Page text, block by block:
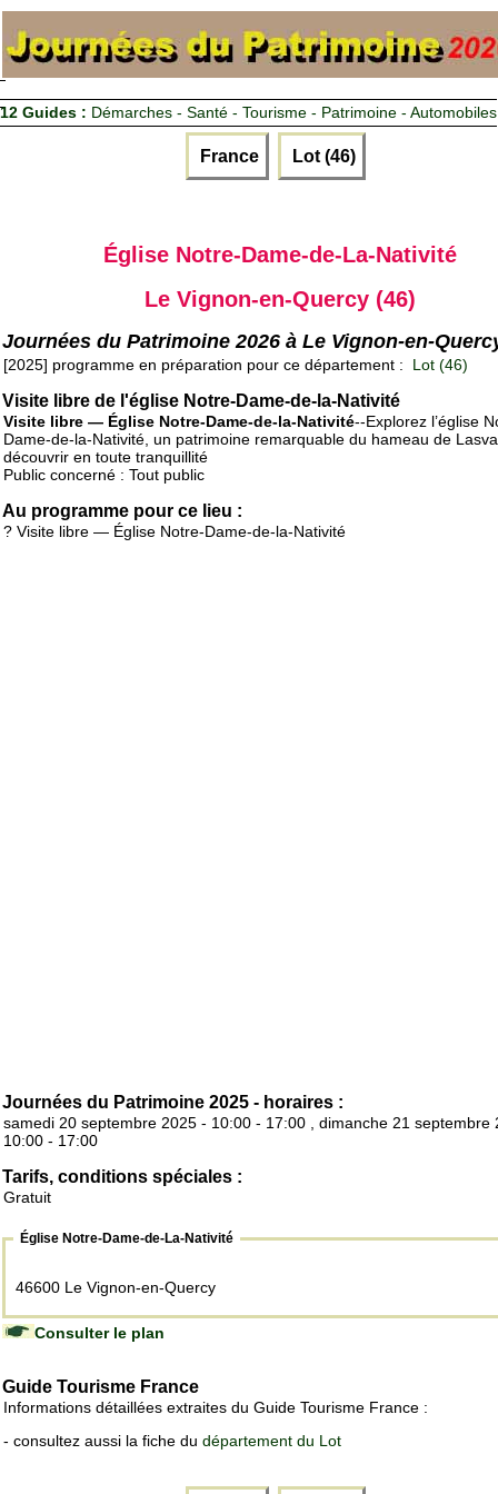
12 Guides : Démarches - Santé - Tourisme - Patrimoine - Automobiles
France Lot (46)
Église Notre-Dame-de-La-Nativité
Le Vignon-en-Quercy (46)
Journées du Patrimoine 2026 à Le Vignon-en-
[2025] programme en préparation pour ce département : Lot (46)
Visite libre de l'église Notre-Dame-de-la-Nativité
Visite libre — Église Notre-Dame-de-la-Nativité--Explorez l’église
Dame-de-la-Nativité, un patrimoine remarquable du hameau de
découvrir en toute tranquillité
Public concerné : Tout public
Au programme pour ce lieu :
? Visite libre — Église Notre-Dame-de-la-Nativité
Journées du Patrimoine 2025 - horaires :
samedi 20 septembre 2025 - 10:00 - 17:00 , dimanche 21 septembre
10:00 - 17:00
Tarifs, conditions spéciales :
Gratuit
Église Notre-Dame-de-La-Nativité
46600 Le Vignon-en-Quercy
Consulter le plan
Guide Tourisme France
Informations détaillées extraites du Guide Tourisme France :
- consultez aussi la fiche du département du Lot